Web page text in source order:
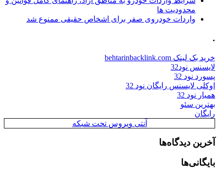
محدودیت ها
واردات خودروی صفر برای اشخاص حقیقی ممنوع شد
.
خرید بک لینک behtarinbacklink.com
لایسنس نود32
پسورد نود 32
اوکلی لایسنس رایگان نود 32
همیار نود 32
بهترین سئو
رایگان
آنتی ویروس تحت شبکه
آخرین دیدگاه‌ها
بایگانی‌ها